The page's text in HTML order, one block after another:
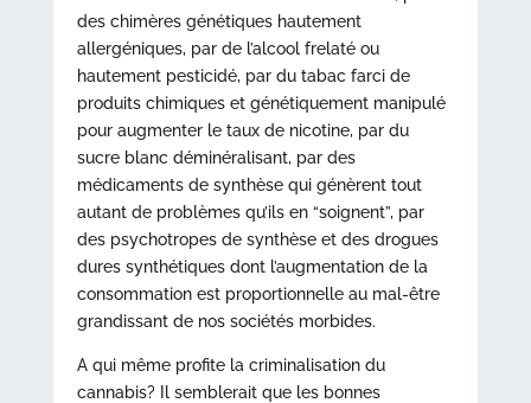
des chimères génétiques hautement
allergéniques, par de l’alcool frelaté ou
hautement pesticidé, par du tabac farci de
produits chimiques et génétiquement manipulé
pour augmenter le taux de nicotine, par du
sucre blanc déminéralisant, par des
médicaments de synthèse qui génèrent tout
autant de problèmes qu’ils en “soignent”, par
des psychotropes de synthèse et des drogues
dures synthétiques dont l’augmentation de la
consommation est proportionnelle au mal-être
grandissant de nos sociétés morbides.
A qui même profite la criminalisation du
cannabis? Il semblerait que les bonnes